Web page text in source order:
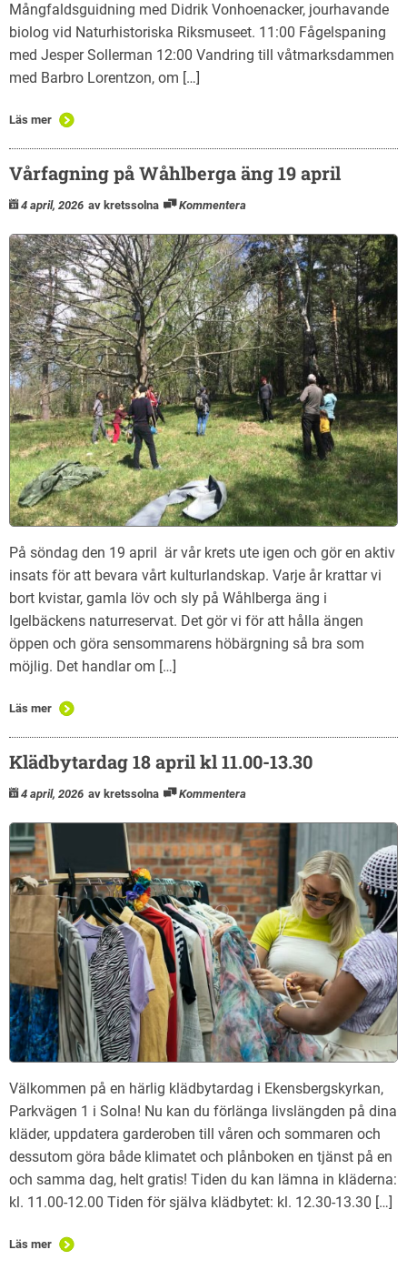
Mångfaldsguidning med Didrik Vonhoenacker, jourhavande
biolog vid Naturhistoriska Riksmuseet. 11:00 Fågelspaning
med Jesper Sollerman 12:00 Vandring till våtmarksdammen
med Barbro Lorentzon, om […]
Läs mer
Vårfagning på Wåhlberga äng 19 april
4 april, 2026 av kretssolna Kommentera
På söndag den 19 april är vår krets ute igen och gör en aktiv
insats för att bevara vårt kulturlandskap. Varje år krattar vi
bort kvistar, gamla löv och sly på Wåhlberga äng i
Igelbäckens naturreservat. Det gör vi för att hålla ängen
öppen och göra sensommarens höbärgning så bra som
möjlig. Det handlar om […]
Läs mer
Klädbytardag 18 april kl 11.00-13.30
4 april, 2026 av kretssolna Kommentera
Välkommen på en härlig klädbytardag i Ekensbergskyrkan,
Parkvägen 1 i Solna! Nu kan du förlänga livslängden på dina
kläder, uppdatera garderoben till våren och sommaren och
dessutom göra både klimatet och plånboken en tjänst på en
och samma dag, helt gratis! Tiden du kan lämna in kläderna:
kl. 11.00-12.00 Tiden för själva klädbytet: kl. 12.30-13.30 […]
Läs mer